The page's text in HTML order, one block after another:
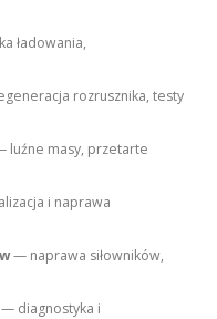
ładowania,
rozrusznika, testy
luźne masy, przetarte
i naprawa
— naprawa siłowników,
— diagnostyka i